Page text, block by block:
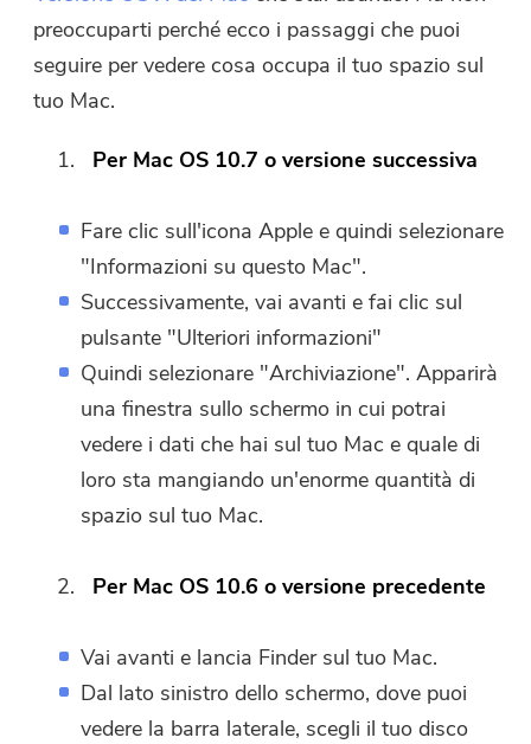
preoccuparti perché ecco i passaggi che puoi
seguire per vedere cosa occupa il tuo spazio sul
tuo Mac.
Per Mac OS 10.7 o versione successiva
Fare clic sull'icona Apple e quindi selezionare
"Informazioni su questo Mac".
Successivamente, vai avanti e fai clic sul
pulsante "Ulteriori informazioni"
Quindi selezionare "Archiviazione". Apparirà
una finestra sullo schermo in cui potrai
vedere i dati che hai sul tuo Mac e quale di
loro sta mangiando un'enorme quantità di
spazio sul tuo Mac.
Per Mac OS 10.6 o versione precedente
Vai avanti e lancia Finder sul tuo Mac.
Dal lato sinistro dello schermo, dove puoi
vedere la barra laterale, scegli il tuo disco